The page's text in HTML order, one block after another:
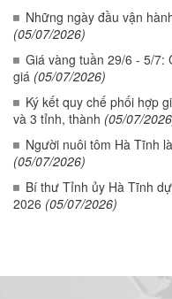
Những ngày đầu vận
(05/07/2026)
Giá vàng tuần 29/6 - 5/7:
giá (05/07/2026)
Ký kết quy chế phối hợp
và 3 tỉnh, thành (05/07/
Người nuôi tôm Hà Tĩnh
(05/07/2026)
Bí thư Tỉnh ủy Hà Tĩnh
2026 (05/07/2026)